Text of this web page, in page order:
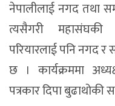
नेपालीलाई नगद तथा
त्यसैगरी महासंघकी
परियारलाई पनि नगद र
छ । कार्यक्रममा
पत्रकार दिपा